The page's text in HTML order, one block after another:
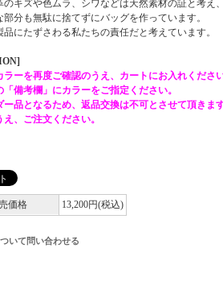
のキズや色ムラ、シワなどは天然素材の証と考え、
部分も無駄に捨てずにバッグを作っています。
品にたずさわる私たちの責任だと考えています。
ラーを再度ご確認のうえ、カートにお入れください
「備考欄」にカラーをご指定ください。
ー品となるため、返品交換は不可とさせて頂きます
え、ご注文ください。
価格 13,200円(税込)
いて問い合わせる